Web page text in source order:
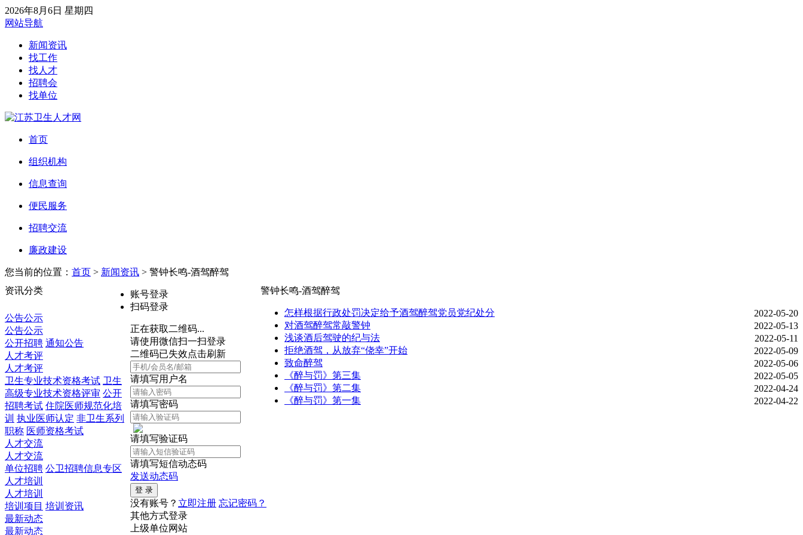
2026年8月6日 星期四
网站导航
新闻资讯
找工作
找人才
招聘会
找单位
首页
组织机构
信息查询
便民服务
招聘交流
廉政建设
您当前的位置： 首页 > 新闻资讯 > 警钟长鸣-酒驾醉驾
警钟长鸣-酒驾醉驾
怎样根据行政处罚决定给予酒驾醉驾党员党纪处分
2022-05-20
对酒驾醉驾常敲警钟
2022-05-13
浅谈酒后驾驶的纪与法
2022-05-11
拒绝酒驾，从放弃“侥幸”开始
2022-05-09
致命醉驾
2022-05-06
《醉与罚》第三集
2022-05-05
《醉与罚》第二集
2022-04-24
《醉与罚》第一集
2022-04-22
资讯分类
公告公示
公告公示
公开招聘 通知公告
人才考评
人才考评
卫生专业技术资格考试 卫生
高级专业技术资格评审 公开
招聘考试 住院医师规范化培
训 执业医师认定 非卫生系列
职称 医师资格考试
人才交流
人才交流
单位招聘 公卫招聘信息专区
人才培训
人才培训
培训项目 培训资讯
最新动态
最新动态
账号登录
扫码登录
正在获取二维码...
请使用微信扫一扫登录
二维码已失效点击刷新
请填写用户名
请填写密码
请填写验证码
请填写短信动态码
发送动态码
没有账号？ 立即注册 忘记密码？
其他方式登录
上级单位网站